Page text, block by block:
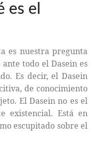
es el
es nuestra pregunta
todo el Dasein es
Es decir, el Dasein
de conocimiento
El Dasein no es el
existencial. Está en
escupitado sobre el